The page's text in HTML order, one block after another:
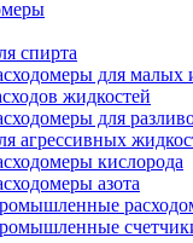
спирта
для малых
жидкостей
для
агрессивных
кислорода
азота